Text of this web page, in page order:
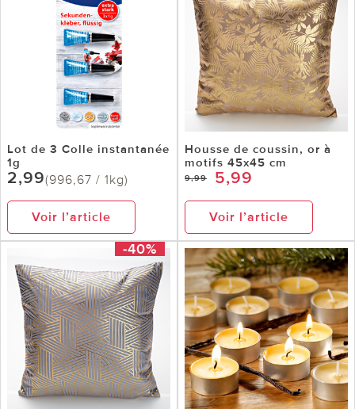
Lot de 3 Colle instantanée
1g
2,99(996,67 / 1kg)
Voir l’article
Housse de coussin, or à
motifs 45x45 cm
9,99 5,99
Voir l’article
-40%